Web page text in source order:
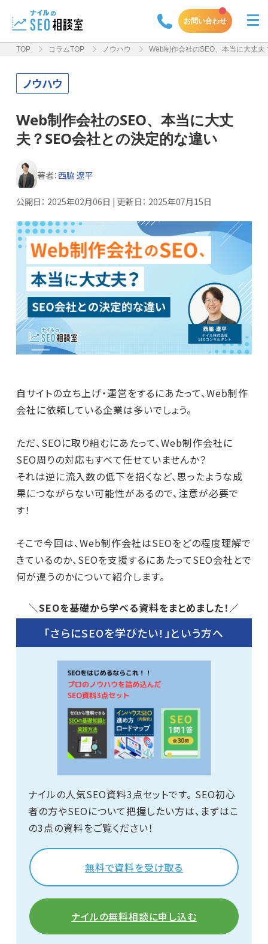
お問い合わせ
TOP コラムTOP ノウハウ Web制作会社のSEO、本当に大丈
ノウハウ
Web制作会社のSEO、本当に大丈
夫？SEO会社との決定的な違い
著者： 西脇 遼平
公開日： 2025年02月06日 | 更新日： 2025年07月15日
自サイトの立ち上げ・運営をするにあたって、Web制作
会社に依頼している企業は多いでしょう。
ただ、SEOに取り組むにあたって、Web制作会社に
SEO周りの対応もすべて任せていませんか？
それは逆に流入数の低下を招くなど、思ったような成
果につながらない可能性があるので、注意が必要で
す！
そこで今回は、Web制作会社はSEOをどの程度理解で
きているのか、SEOを支援するにあたってSEO会社とで
何が違うのかについて紹介します。
＼SEOを基礎から学べる資料をまとめました！／
「さらにSEOを学びたい！」という方へ
ナイルの人気SEO資料3点セットです。 SEO初心
者の方やSEOについて把握したい方は、まずはこ
の3点の資料をご覧ください！
無料で資料を受け取る
ナイルの無料相談に申し込む